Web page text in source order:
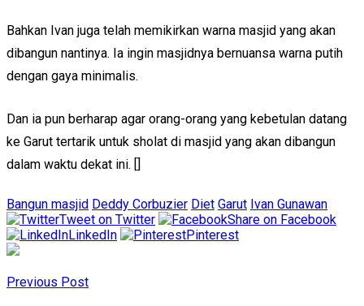
Bahkan Ivan juga telah memikirkan warna masjid yang akan
dibangun nantinya. Ia ingin masjidnya bernuansa warna putih
dengan gaya minimalis.
Dan ia pun berharap agar orang-orang yang kebetulan datang
ke Garut tertarik untuk sholat di masjid yang akan dibangun
dalam waktu dekat ini. []
Bangun masjid Deddy Corbuzier Diet Garut Ivan Gunawan
Tweet on Twitter
Share on Facebook
LinkedIn
Pinterest
Previous Post